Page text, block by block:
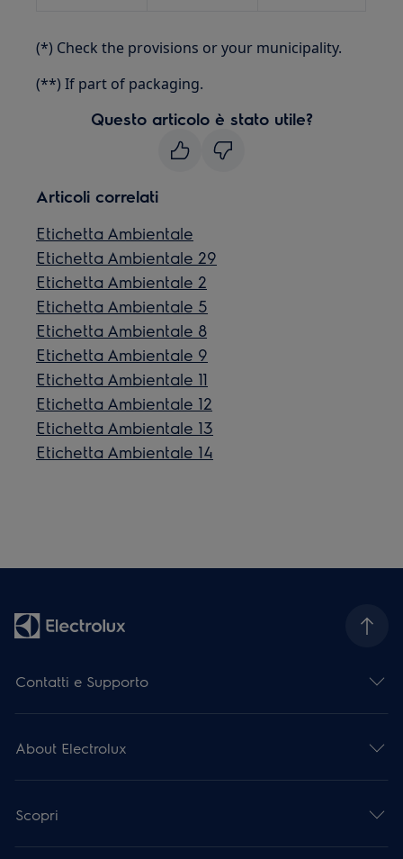
(*) Check the provisions or your municipality.
(**) If part of packaging.
Questo articolo è stato utile?
Articoli correlati
Etichetta Ambientale
Etichetta Ambientale 29
Etichetta Ambientale 2
Etichetta Ambientale 5
Etichetta Ambientale 8
Etichetta Ambientale 9
Etichetta Ambientale 11
Etichetta Ambientale 12
Etichetta Ambientale 13
Etichetta Ambientale 14
Contatti e Supporto
About Electrolux
Scopri